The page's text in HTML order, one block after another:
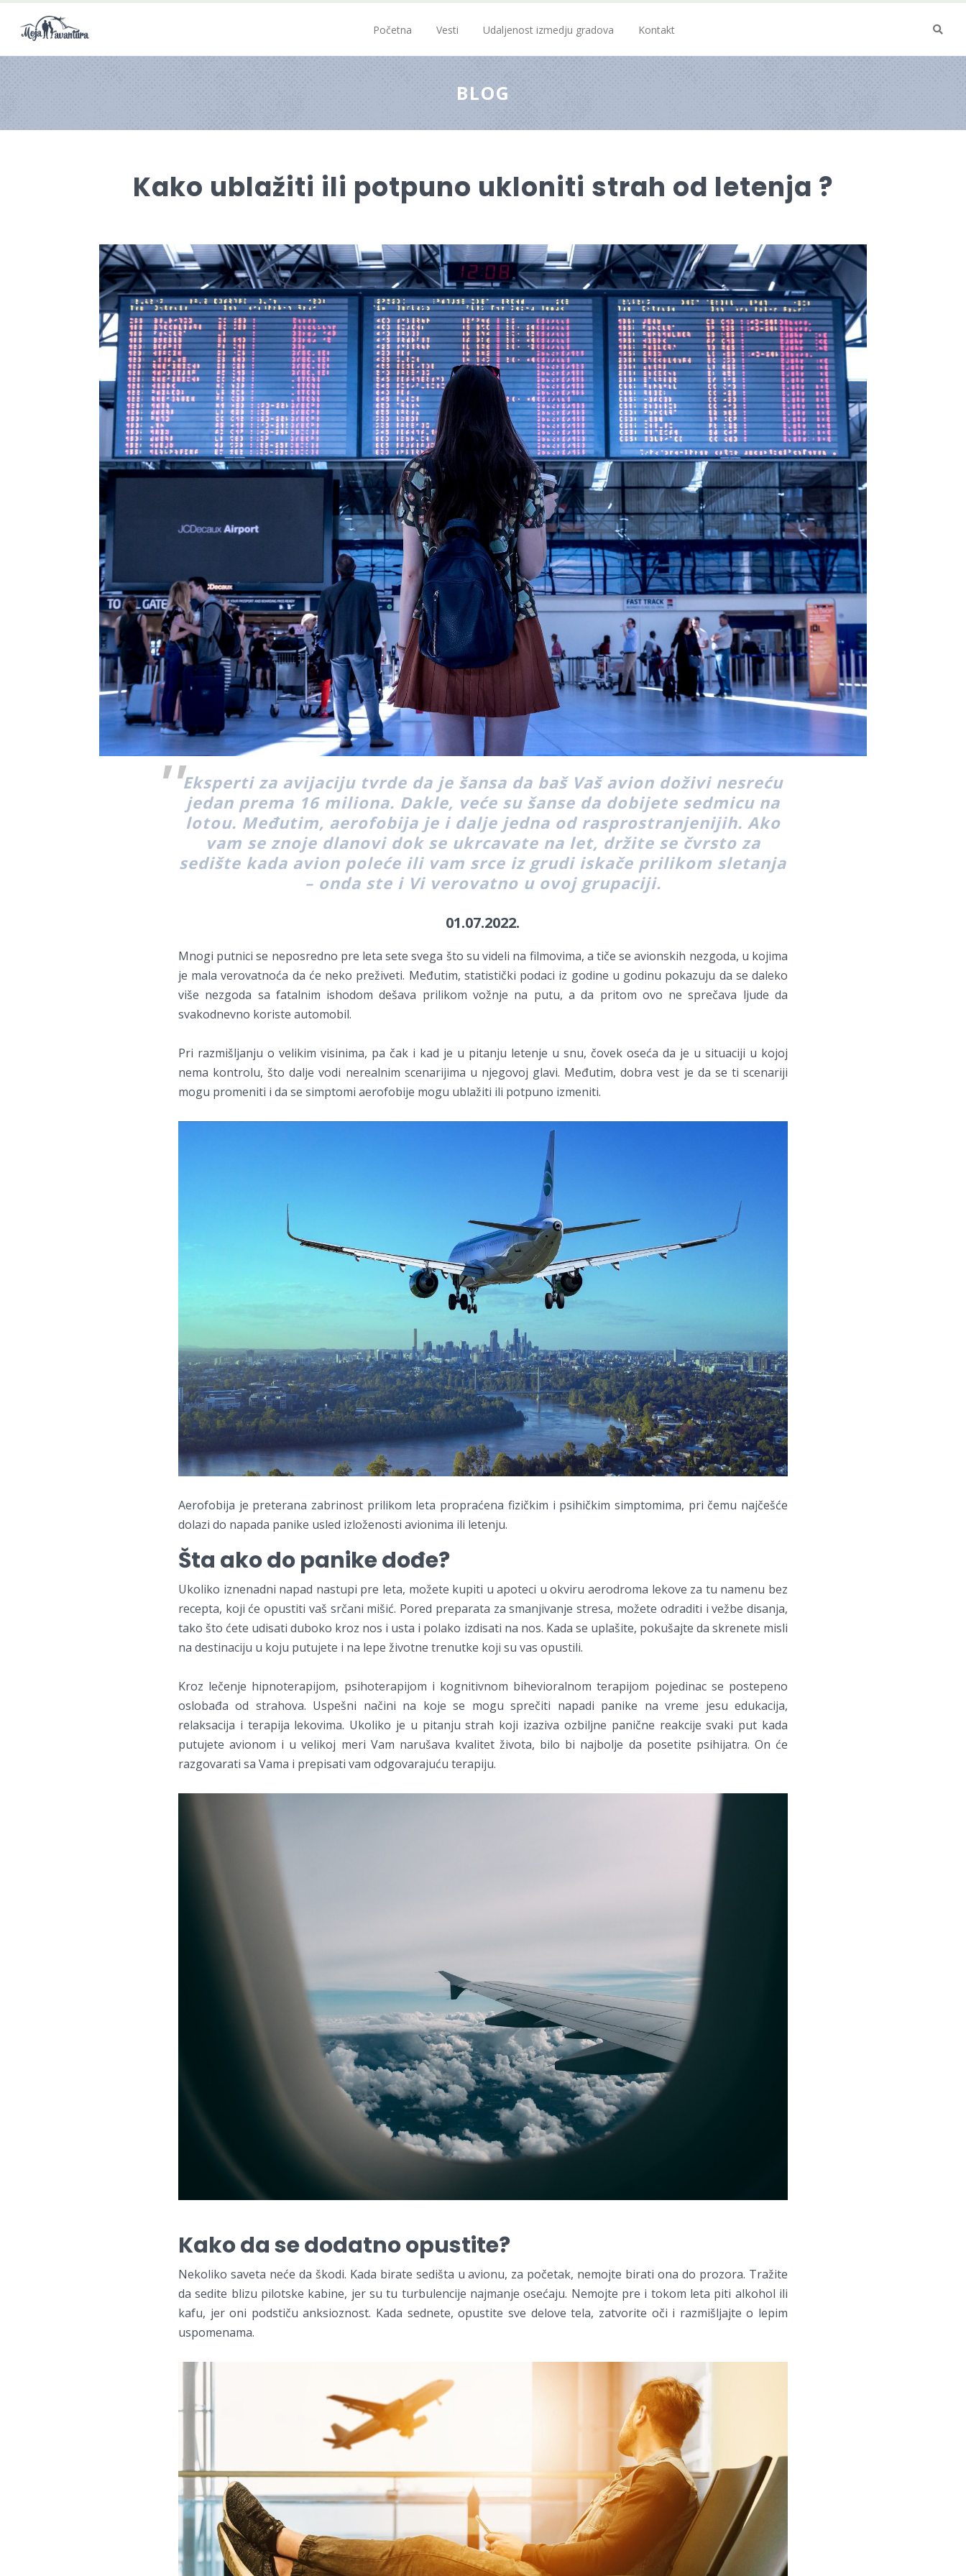
Početna Vesti Udaljenost izmedju gradova Kontakt
BLOG
Kako ublažiti ili potpuno ukloniti strah od letenja ?
Eksperti za avijaciju tvrde da je šansa da baš Vaš avion doživi nesreću
jedan prema 16 miliona. Dakle, veće su šanse da dobijete sedmicu na
lotou. Međutim, aerofobija je i dalje jedna od rasprostranjenijih. Ako
vam se znoje dlanovi dok se ukrcavate na let, držite se čvrsto za
sedište kada avion poleće ili vam srce iz grudi iskače prilikom sletanja
– onda ste i Vi verovatno u ovoj grupaciji.
01.07.2022.
Mnogi putnici se neposredno pre leta sete svega što su videli na filmovima, a tiče se avionskih nezgoda, u kojima
je mala verovatnoća da će neko preživeti. Međutim, statistički podaci iz godine u godinu pokazuju da se daleko
više nezgoda sa fatalnim ishodom dešava prilikom vožnje na putu, a da pritom ovo ne sprečava ljude da
svakodnevno koriste automobil.
Pri razmišljanju o velikim visinima, pa čak i kad je u pitanju letenje u snu, čovek oseća da je u situaciji u kojoj
nema kontrolu, što dalje vodi nerealnim scenarijima u njegovoj glavi. Međutim, dobra vest je da se ti scenariji
mogu promeniti i da se simptomi aerofobije mogu ublažiti ili potpuno izmeniti.
Aerofobija je preterana zabrinost prilikom leta propraćena fizičkim i psihičkim simptomima, pri čemu najčešće
dolazi do napada panike usled izloženosti avionima ili letenju.
Šta ako do panike dođe?
Ukoliko iznenadni napad nastupi pre leta, možete kupiti u apoteci u okviru aerodroma lekove za tu namenu bez
recepta, koji će opustiti vaš srčani mišić. Pored preparata za smanjivanje stresa, možete odraditi i vežbe disanja,
tako što ćete udisati duboko kroz nos i usta i polako izdisati na nos. Kada se uplašite, pokušajte da skrenete misli
na destinaciju u koju putujete i na lepe životne trenutke koji su vas opustili.
Kroz lečenje hipnoterapijom, psihoterapijom i kognitivnom bihevioralnom terapijom pojedinac se postepeno
oslobađa od strahova. Uspešni načini na koje se mogu sprečiti napadi panike na vreme jesu edukacija,
relaksacija i terapija lekovima. Ukoliko je u pitanju strah koji izaziva ozbiljne panične reakcije svaki put kada
putujete avionom i u velikoj meri Vam narušava kvalitet života, bilo bi najbolje da posetite psihijatra. On će
razgovarati sa Vama i prepisati vam odgovarajuću terapiju.
Kako da se dodatno opustite?
Nekoliko saveta neće da škodi. Kada birate sedišta u avionu, za početak, nemojte birati ona do prozora. Tražite
da sedite blizu pilotske kabine, jer su tu turbulencije najmanje osećaju. Nemojte pre i tokom leta piti alkohol ili
kafu, jer oni podstiču anksioznost. Kada sednete, opustite sve delove tela, zatvorite oči i razmišljajte o lepim
uspomenama.